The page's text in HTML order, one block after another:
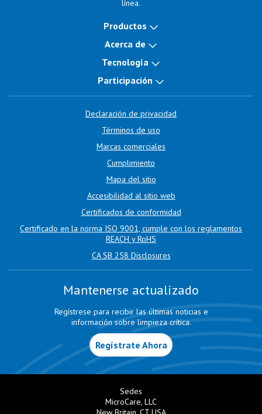
línea.
Productos
Acerca de
Tecnología
Participación
Declaración de privacidad
Términos de uso
Marcas comerciales
Cumplimiento
Mapa del sitio
Accesibilidad al sitio web
Certificados de conformidad
Certificado en la norma ISO 9001, cumple con los reglamentos
REACH y RoHS
CA SB 258 Disclosures
Mantenerse actualizado
Regístrese para recibir las últimas noticias e
información sobre limpieza crítica.
Regístrate Ahora
Sedes
MicroCare, LLC